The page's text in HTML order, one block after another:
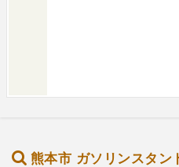
熊本市 ガソリンスタン